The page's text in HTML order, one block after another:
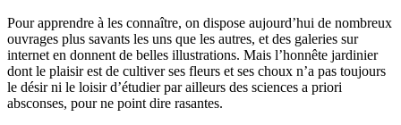
Pour apprendre à les connaître, on dispose aujourd’hui de nombreux
ouvrages plus savants les uns que les autres, et des galeries sur
internet en donnent de belles illustrations. Mais l’honnête jardinier
dont le plaisir est de cultiver ses fleurs et ses choux n’a pas toujours
le désir ni le loisir d’étudier par ailleurs des sciences a priori
absconses, pour ne point dire rasantes.